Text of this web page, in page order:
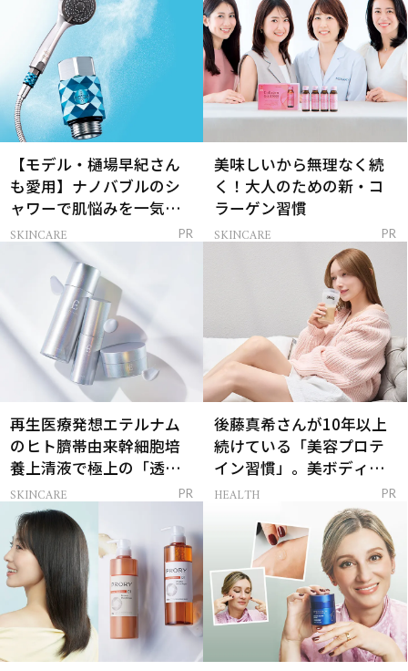
【モデル・樋場早紀さん
も愛用】ナノバブルのシ
ャワーで肌悩みを一気に
解決
SKINCARE PR
美味しいから無理なく続
く！大人のための新・コ
ラーゲン習慣
SKINCARE PR
再生医療発想エテルナム
のヒト臍帯由来幹細胞培
養上清液で極上の「透明
感ハリ肌」へ
SKINCARE PR
後藤真希さんが10年以上
続けている「美容プロテ
イン習慣」。美ボディを
支える朝ルーティンと
HEALTH PR